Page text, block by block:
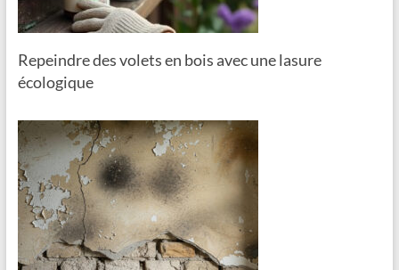
Repeindre des volets en bois avec une lasure
écologique